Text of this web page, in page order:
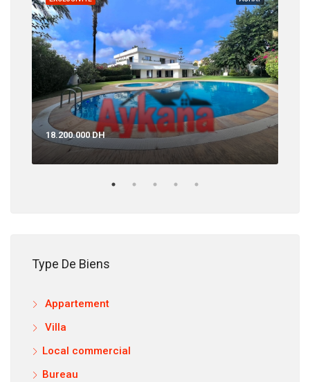
18.200.000 DH
Type De Biens
Appartement
Villa
Local commercial
Bureau